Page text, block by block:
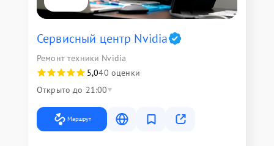
Сервисный центр Nvidia
Ремонт техники Nvidia
5,040 оценки
Открыто до 21:00
Маршрут